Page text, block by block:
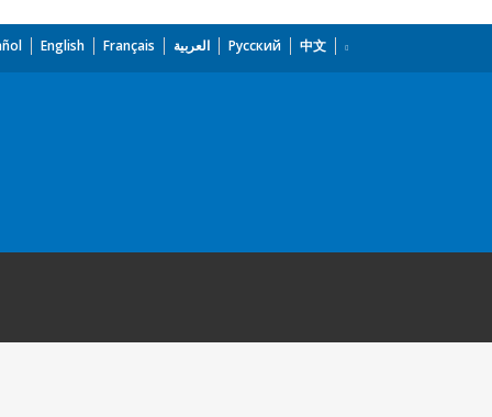
English Français العربية Русский 中文